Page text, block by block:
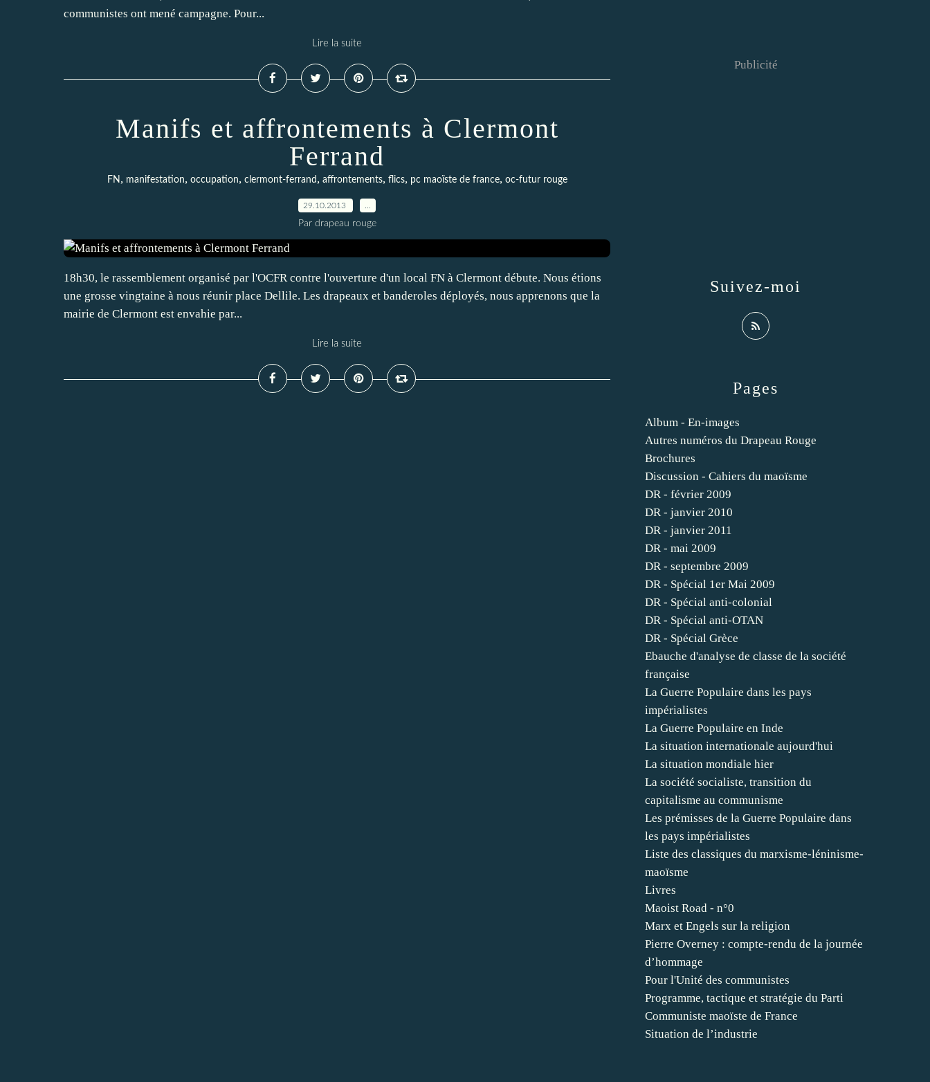
communistes ont mené campagne. Pour...
Lire la suite
Manifs et affrontements à Clermont
Ferrand
FN , manifestation, occupation, clermont-ferrand , affrontements, flics, pc maoïste de france, oc-futur rouge
29.10.2013
Par drapeau rouge
18h30, le rassemblement organisé par l'OCFR contre l'ouverture d'un local FN à Clermont débute. Nous étions
une grosse vingtaine à nous réunir place Dellile. Les drapeaux et banderoles déployés, nous apprenons que la
mairie de Clermont est envahie par...
Lire la suite
Pages
Album - En-images
Autres numéros du Drapeau Rouge
Brochures
Discussion - Cahiers du maoïsme
DR - février 2009
DR - janvier 2010
DR - janvier 2011
DR - mai 2009
DR - septembre 2009
DR - Spécial 1er Mai 2009
DR - Spécial anti-colonial
DR - Spécial anti-OTAN
DR - Spécial Grèce
Ebauche d'analyse de classe de la société
française
La Guerre Populaire dans les pays
impérialistes
La Guerre Populaire en Inde
La situation internationale aujourd'hui
La situation mondiale hier
La société socialiste, transition du
capitalisme au communisme
Les prémisses de la Guerre Populaire dans
les pays impérialistes
Liste des classiques du marxisme-léninisme-
maoïsme
Livres
Maoist Road - n°0
Marx et Engels sur la religion
Pierre Overney : compte-rendu de la journée
d’hommage
Pour l'Unité des communistes
Programme, tactique et stratégie du Parti
Communiste maoïste de France
Situation de l’industrie
Suivez-moi
Publicité